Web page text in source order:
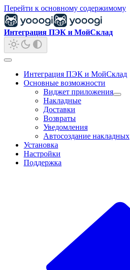
Перейти к основному содержимому
Интеграция ПЭК и МойСклад
Интеграция ПЭК и МойСклад
Основные возможности
Виджет приложения
Накладные
Доставки
Возвраты
Уведомления
Автосоздание накладных
Установка
Настройки
Поддержка